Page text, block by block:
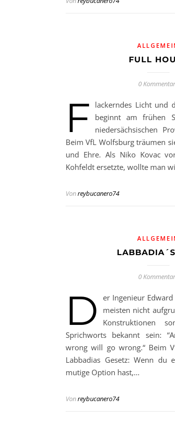
FULL
0
F lackerndes Licht und
beginnt am frühen
niedersächsischen
Beim VfL Wolfsburg träumen
und Ehre. Als Niko Kovac
Kohfeldt ersetzte, wollte man
Vonreybucanero74
0
D
er Ingenieur
meisten nicht
Konstruktionen
Sprichworts bekannt sein:
wrong will go wrong.“ Beim
Labbadias Gesetz: Wenn du
mutige Option hast,…
Vonreybucanero74